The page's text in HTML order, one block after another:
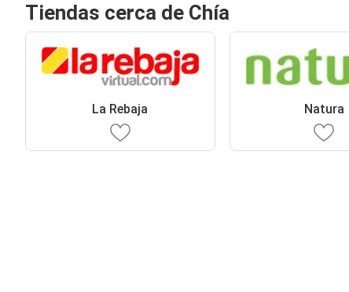
Tiendas cerca de Chía
La Rebaja Natura